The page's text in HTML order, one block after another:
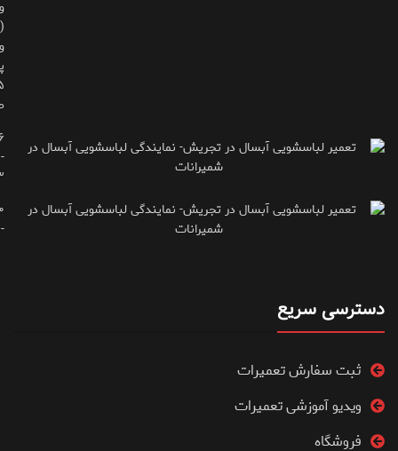
-
-
دسترسی سریع
ثبت سفارش تعمیرات
ویدیو آموزشی تعمیرات
فروشگاه